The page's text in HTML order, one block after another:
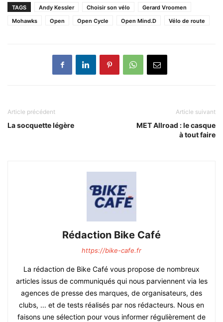
TAGS Andy Kessler Choisir son vélo
Gerard Vroomen
Mohawks
Open Open Cycle Open Mind.D Vélo de route
Article précédent
La socquette légère
Article suivant
MET Allroad : le casque
à tout faire
Rédaction Bike Café
https://bike-cafe.fr
La rédaction de Bike Café vous propose de nombreux
articles issus de communiqués qui nous parviennent via les
agences de presse des marques, de organisateurs, des
clubs, ... et de tests réalisés par nos rédacteurs. Nous en
faisons une sélection pour vous informer régulièrement de